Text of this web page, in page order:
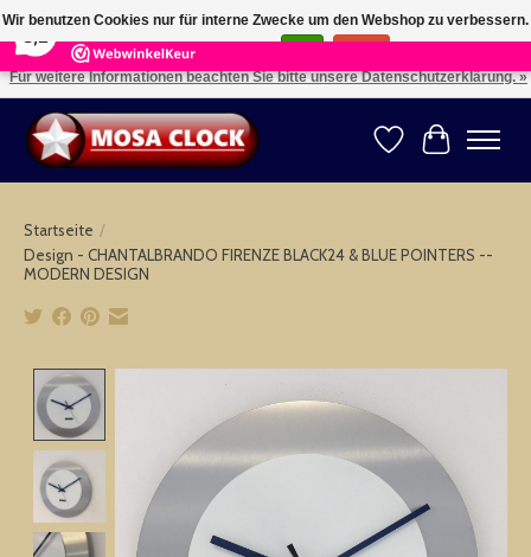
164 Reviews ×
Kies uw taal: NL -- Wählen Sie ihre Sprache: DE -- Choose your language: EN ⇓ ⇒
Wunschzettel
Ihr
Startseite /
Design - CHANTALBRANDO FIRENZE BLACK24 & BLUE POINTERS --
MODERN DESIGN
Product image slideshow Items
Wir benutzen Cookies nur für interne Zwecke um den Webshop zu verbessern.
Ist das in Ordnung?
Für weitere Informationen beachten Sie bitte unsere Datenschutzerklärung. »